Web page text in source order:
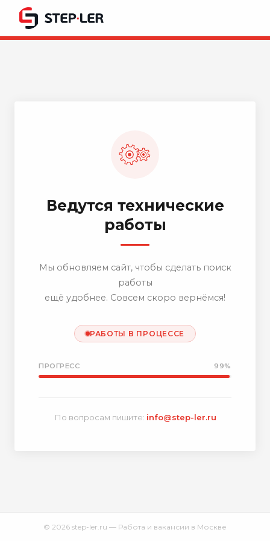
Ведутся технические
работы
Мы обновляем сайт, чтобы сделать поиск
работы
ещё удобнее. Совсем скоро вернёмся!
РАБОТЫ В ПРОЦЕССЕ
ПРОГРЕСС 99%
По вопросам пишите: info@step-ler.ru
© 2026 step-ler.ru — Работа и вакансии в Москве